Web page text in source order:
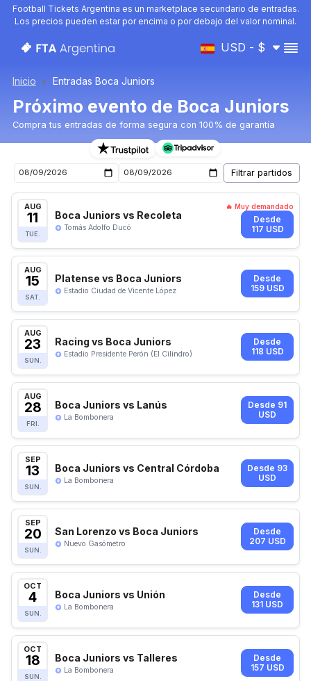
Football Tickets Argentina es un marketplace secundario de entradas.
Los precios pueden estar por encima o por debajo del valor nominal.
USD - $
Inicio Entradas Boca Juniors
Próximo evento de Boca Juniors
Compra tus entradas de forma segura con 100% de garantía
Entradas para el próximo evento de Boca Juniors
AUG
11
TUE.
Boca Juniors vs Recoleta
Tomás Adolfo Ducó
🔥 Muy demandado
Desde
117 USD
AUG
15
SAT.
Platense vs Boca Juniors
Estadio Ciudad de Vicente López
Desde
159 USD
AUG
23
SUN.
Racing vs Boca Juniors
Estadio Presidente Perón (El Cilindro)
Desde
118 USD
AUG
28
FRI.
Boca Juniors vs Lanús
La Bombonera
Desde 91
USD
SEP
13
SUN.
Boca Juniors vs Central Córdoba
La Bombonera
Desde 93
USD
SEP
20
SUN.
San Lorenzo vs Boca Juniors
Nuevo Gasómetro
Desde
207 USD
OCT
4
SUN.
Boca Juniors vs Unión
La Bombonera
Desde
131 USD
OCT
18
SUN.
Boca Juniors vs Talleres
La Bombonera
Desde
157 USD